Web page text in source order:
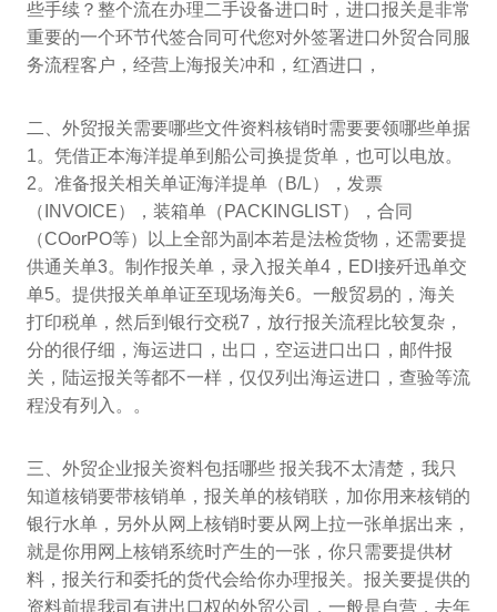
些手续？整个流在办理二手设备进口时，进口报关是非常
重要的一个环节代签合同可代您对外签署进口外贸合同服
务流程客户，经营上海报关冲和，红酒进口，
二、外贸报关需要哪些文件资料核销时需要要领哪些单据
1。凭借正本海洋提单到船公司换提货单，也可以电放。
2。准备报关相关单证海洋提单（B/L），发票
（INVOICE），装箱单（PACKINGLIST），合同
（COorPO等）以上全部为副本若是法检货物，还需要提
供通关单3。制作报关单，录入报关单4，EDI接歼迅单交
单5。提供报关单单证至现场海关6。一般贸易的，海关
打印税单，然后到银行交税7，放行报关流程比较复杂，
分的很仔细，海运进口，出口，空运进口出口，邮件报
关，陆运报关等都不一样，仅仅列出海运进口，查验等流
程没有列入。。
三、外贸企业报关资料包括哪些 报关我不太清楚，我只
知道核销要带核销单，报关单的核销联，加你用来核销的
银行水单，另外从网上核销时要从网上拉一张单据出来，
就是你用网上核销系统时产生的一张，你只需要提供材
料，报关行和委托的货代会给你办理报关。报关要提供的
资料前提我司有进出口权的外贸公司，一般是自营，去年